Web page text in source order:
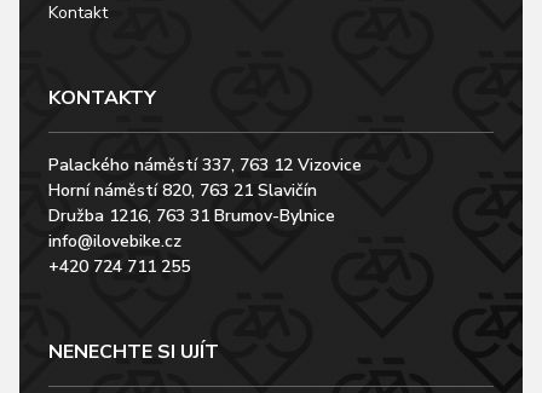
Kontakt
KONTAKTY
Palackého náměstí 337, 763 12 Vizovice
Horní náměstí 820, 763 21 Slavičín
Družba 1216, 763 31 Brumov-Bylnice
info@ilovebike.cz
+420 724 711 255
NENECHTE SI UJÍT